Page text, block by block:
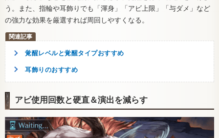
う。また、指輪や耳飾りでも「渾身」「アビ上限」「与ダメ」など
の強力な効果を厳選すれば周回しやすくなる。
覚醒レベルと覚醒タイプおすすめ
耳飾りのおすすめ
アビ使用回数と硬直＆演出を減らす